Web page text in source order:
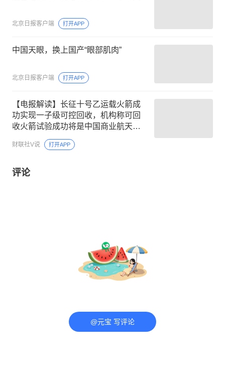
北京日报客户端 打开APP
中国天眼，换上国产“眼部肌肉”
北京日报客户端 打开APP
【电报解读】长征十号乙运载火箭成
功实现一子级可控回收，机构称可回
收火箭试验成功将是中国商业航天的
重要技术拐点，这家公司曾联合中标
海上回收船项目
财联社V说 打开APP
评论
@元宝 写评论